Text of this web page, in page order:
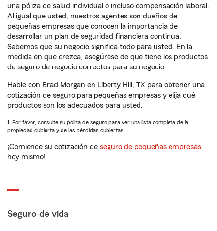
una póliza de salud individual o incluso compensación laboral.
Al igual que usted, nuestros agentes son dueños de
pequeñas empresas que conocen la importancia de
desarrollar un plan de seguridad financiera continua.
Sabemos que su negocio significa todo para usted. En la
medida en que crezca, asegúrese de que tiene los productos
de seguro de negocio correctos para su negocio.
Hable con Brad Morgan en Liberty Hill, TX para obtener una
cotización de seguro para pequeñas empresas y elija qué
productos son los adecuados para usted.
1. Por favor, consulte su póliza de seguro para ver una lista completa de la
propiedad cubierta y de las pérdidas cubiertas.
¡Comience su cotización de seguro de pequeñas empresas
hoy mismo!
Seguro de vida